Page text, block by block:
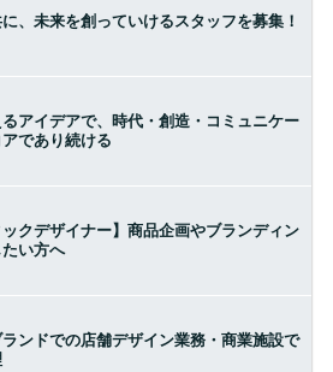
、未来を創っていけるスタッフを募集！
アイデアで、時代・創造・コミュニケー
であり続ける
ックデザイナー】商品企画やブランディン
い方へ
ンドでの店舗デザイン業務・商業施設で